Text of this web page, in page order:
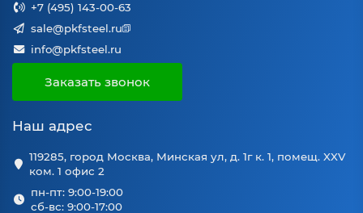
+7 (495) 143-00-63
sale@pkfsteel.ru
info@pkfsteel.ru
Заказать звонок
Наш адрес
119285, город Москва, Минская ул, д. 1г к. 1, помещ. XXV
ком. 1 офис 2
пн-пт: 9:00-19:00
сб-вс: 9:00-17:00